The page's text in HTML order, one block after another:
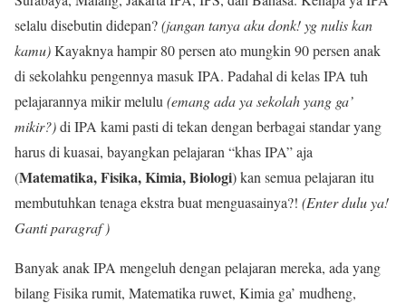
selalu disebutin didepan?(jangan tanya aku donk! yg nulis kan
kamu)Kayaknya hampir 80 persen ato mungkin 90 persen anak
di sekolahku pengennya masuk IPA. Padahal di kelas IPA tuh
pelajarannya mikir melulu (emang ada ya sekolah yang ga’
mikir?)di IPA kami pasti di tekan dengan berbagai standar yang
harus di kuasai, bayangkan pelajaran “khas IPA” aja
(Matematika, Fisika, Kimia, Biologi) kan semua pelajaran itu
membutuhkan tenaga ekstra buat menguasainya?! (Enter dulu ya!
Ganti paragraf )
Banyak anak IPA mengeluh dengan pelajaran mereka, ada yang
bilang Fisika rumit, Matematika ruwet, Kimia ga’ mudheng,